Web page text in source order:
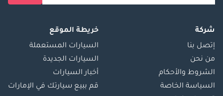
شركة
إتصل بنا
من نحن
الشروط والأحكام
السياسة الخاصة
خريطة الموقع
السيارات المستعملة
السيارات الجديدة
أخبار السيارات
قم ببيع سيارتك في الإمارات